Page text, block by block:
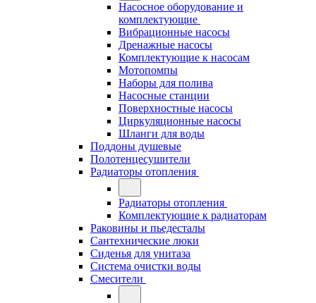
Насосное оборудование и
комплектующие
Вибрационные насосы
Дренажные насосы
Комплектующие к насосам
Мотопомпы
Наборы для полива
Насосные станции
Поверхностные насосы
Циркуляционные насосы
Шланги для воды
Поддоны душевые
Полотенцесушители
Радиаторы отопления
Радиаторы отопления
Комплектующие к радиаторам
Раковины и пьедесталы
Сантехнические люки
Сиденья для унитаза
Система очистки воды
Смесители